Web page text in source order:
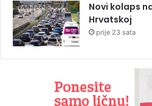
Novi kolaps
Hrvatskoj
prije 23 sata